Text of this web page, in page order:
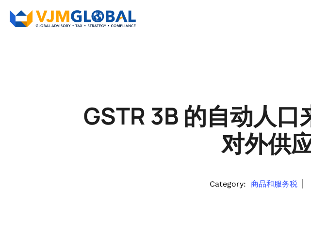
GSTR 3B 的自动人口
对外供
Category: 商品和服务税